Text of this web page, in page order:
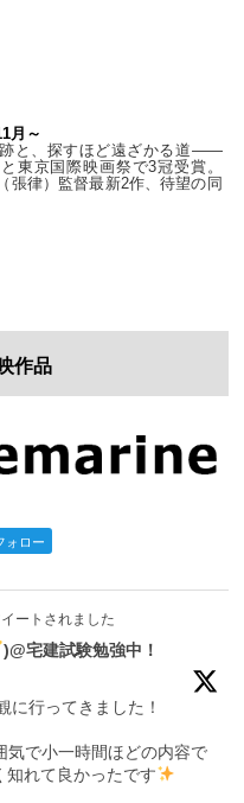
月～
と、探すほど遠ざかる道——
東京国際映画祭で3冠受賞。
張律）監督最新2作、待望の同
作品
ォロー
ートされました
)@宅建試験勉強中！
に行ってきました！
気で小一時間ほどの内容で
知れて良かったです